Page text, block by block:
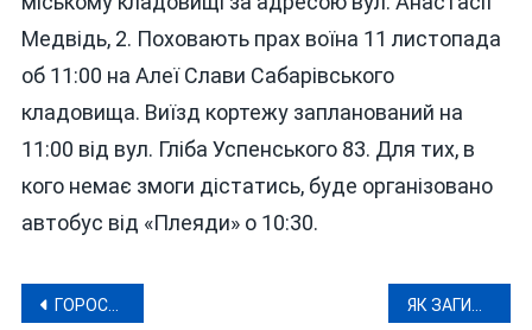
Медвідь, 2. Поховають прах воїна 11 листопада
об 11:00 на Алеї Слави Сабарівського
кладовища. Виїзд кортежу запланований на
11:00 від вул. Гліба Успенського 83. Для тих, в
кого немає змоги дістатись, буде організовано
автобус від «Плеяди» о 10:30.
Навігація
ГОРОСКОП НА 7 ЛИСТОПАДА 2023 РОКУ